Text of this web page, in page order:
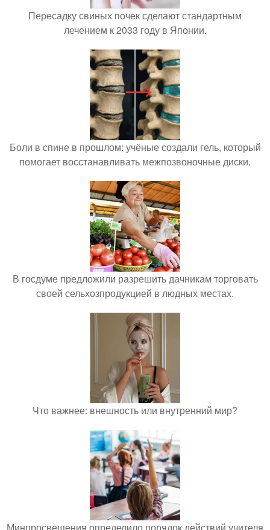
Пересадку свиных почек сделают стандартным
лечением к 2033 году в Японии.
Боли в спине в прошлом: учёные создали гель, который
помогает восстанавливать межпозвоночные диски.
В госдуме предложили разрешить дачникам торговать
своей сельхозпродукцией в людных местах.
Что важнее: внешность или внутренний мир?